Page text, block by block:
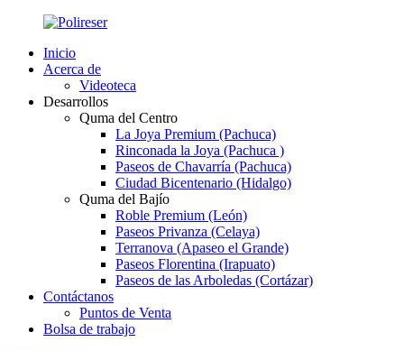
Inicio
Acerca de
Videoteca
Desarrollos
Quma del Centro
La Joya Premium (Pachuca)
Rinconada la Joya (Pachuca )
Paseos de Chavarría (Pachuca)
Ciudad Bicentenario (Hidalgo)
Quma del Bajío
Roble Premium (León)
Paseos Privanza (Celaya)
Terranova (Apaseo el Grande)
Paseos Florentina (Irapuato)
Paseos de las Arboledas (Cortázar)
Contáctanos
Puntos de Venta
Bolsa de trabajo